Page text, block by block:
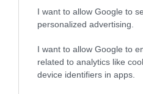
I want to allow Google to
personalized advertising.
I want to allow Google to
related to analytics like
device identifiers in apps.
Megosztás: Facebook